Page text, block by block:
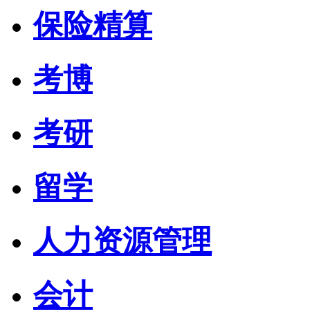
保险精算
考博
考研
留学
人力资源管理
会计